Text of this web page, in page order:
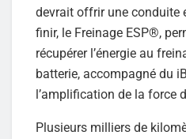
devrait offrir une conduite
finir, le Freinage ESP®,
récupérer l’énergie au
batterie, accompagné du
l’amplification de la force
Plusieurs milliers de